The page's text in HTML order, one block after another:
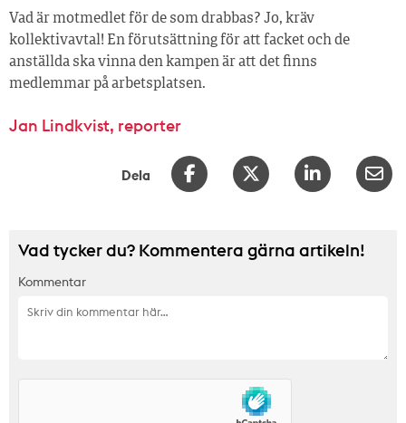
Vad är motmedlet för de som drabbas? Jo, kräv
kollektivavtal! En förutsättning för att facket och de
anställda ska vinna den kampen är att det finns
medlemmar på arbetsplatsen.
Jan Lindkvist, reporter
Dela
Vad tycker du? Kommentera gärna artikeln!
Kommentar